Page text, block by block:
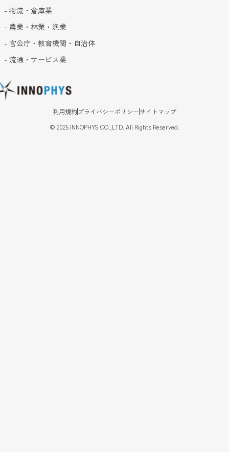
- 物流・倉庫業
- 農業・林業・漁業
- 官公庁・教育機関・自治体
- 流通・サービス業
利用規約 プライバシーポリシーサイトマップ
© 2025 INNOPHYS CO.,LTD. All Rights Reserved.